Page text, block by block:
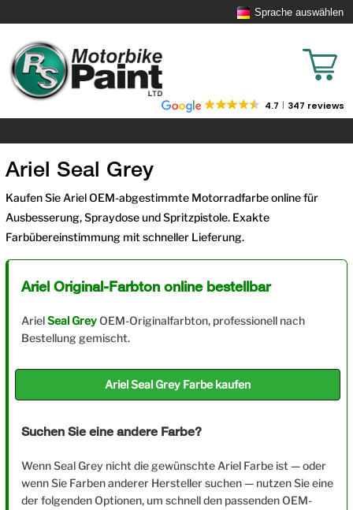
Sprache auswählen
4.7 347 reviews
Ariel Seal Grey
Kaufen Sie Ariel OEM-abgestimmte Motorradfarbe online für
Ausbesserung, Spraydose und Spritzpistole. Exakte
Farbübereinstimmung mit schneller Lieferung.
Ariel Original-Farbton online bestellbar
ArielSeal GreyOEM-Originalfarbton, professionell nach
Bestellung gemischt.
Ariel Seal Grey Farbe kaufen
Suchen Sie eine andere Farbe?
Wenn Seal Grey nicht die gewünschte Ariel Farbe ist — oder
wenn Sie Farben anderer Hersteller suchen — nutzen Sie eine
der folgenden Optionen, um schnell den passenden OEM-